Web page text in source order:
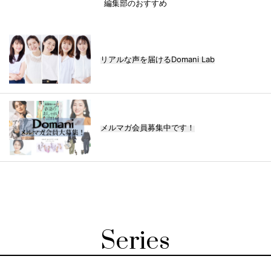
編集部のおすすめ
リアルな声を届けるDomani Lab
メルマガ会員募集中です！
Series